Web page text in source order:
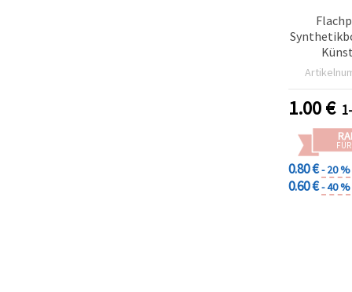
1.00€
0.80 €- 20 %
0.60 €- 40 %